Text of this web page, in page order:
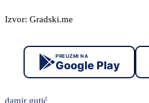
Izvor: Gradski.me
PREUZMI NA
Google Play
damir gutić